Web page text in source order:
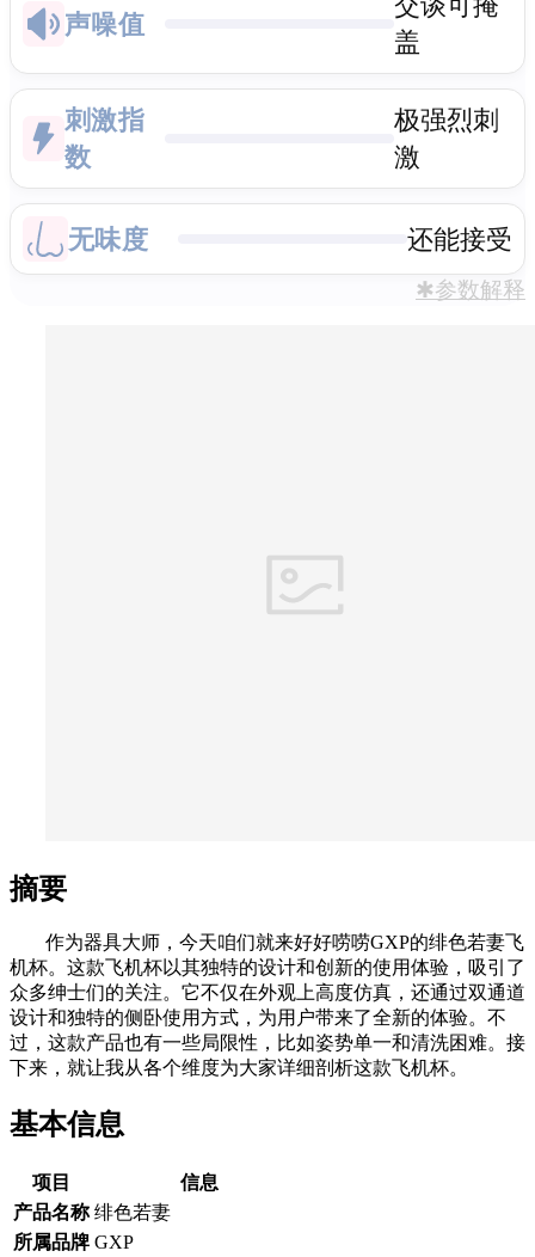
声噪值
盖
刺激指
数
极强烈刺
激
无味度 还能接受
✱参数解释
摘要
作为器具大师，今天咱们就来好好唠唠GXP的绯色若妻飞
机杯。这款飞机杯以其独特的设计和创新的使用体验，吸引了
众多绅士们的关注。它不仅在外观上高度仿真，还通过双通道
设计和独特的侧卧使用方式，为用户带来了全新的体验。不
过，这款产品也有一些局限性，比如姿势单一和清洗困难。接
下来，就让我从各个维度为大家详细剖析这款飞机杯。
基本信息
项目
信息
产品名称 绯色若妻
所属品牌 GXP